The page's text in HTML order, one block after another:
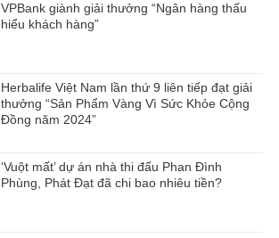
VPBank giành giải thưởng “Ngân hàng thấu
hiểu khách hàng”
Herbalife Việt Nam lần thứ 9 liên tiếp đạt giải
thưởng “Sản Phẩm Vàng Vì Sức Khỏe Cộng
Đồng năm 2024”
‘Vuột mất’ dự án nhà thi đấu Phan Đình
Phùng, Phát Đạt đã chi bao nhiêu tiền?